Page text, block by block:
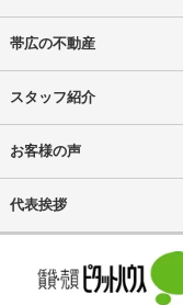
帯広の不動産
スタッフ紹介
お客様の声
代表挨拶